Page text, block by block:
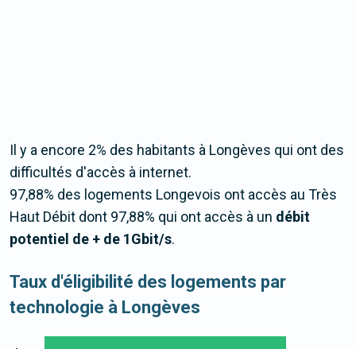
Il y a encore 2% des habitants à Longèves qui ont des
difficultés d'accès à internet.
97,88% des logements Longevois ont accès au Très
Haut Débit dont 97,88% qui ont accès à un débit
potentiel de + de 1Gbit/s.
Taux d'éligibilité des logements par
technologie à Longèves